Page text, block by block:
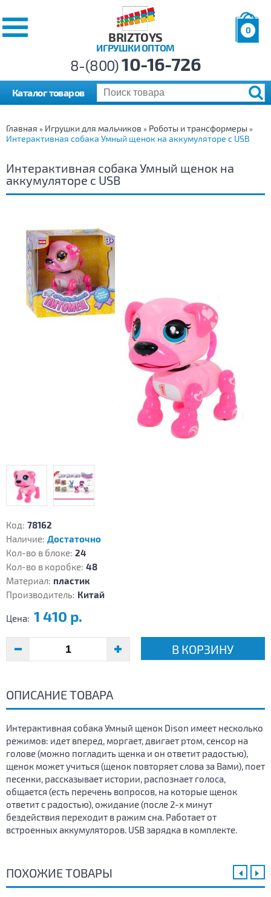
BRIZTOYS
ИГРУШКИ ОПТОМ
0
р.
8-(800)10-16-726
Каталог товаров
Главная » Игрушки для мальчиков » Роботы и трансформеры »
Интерактивная собака Умный щенок на аккумуляторе с USB
Интерактивная собака Умный щенок на
аккумуляторе с USB
Код: 78162
Наличие: Достаточно
Кол-во в блоке: 24
Кол-во в коробке: 48
Материал: пластик
Производитель: Китай
Цена: 1 410 р.
В КОРЗИНУ
ОПИСАНИЕ ТОВАРА
Интерактивная собака Умный щенок Dison имеет несколько
режимов: идет вперед, моргает, двигает ртом, сенсор на
голове (можно погладить щенка и он ответит радостью),
щенок может учиться (щенок повторяет слова за Вами), поет
песенки, рассказывает истории, распознает голоса,
общается (есть перечень вопросов, на которые щенок
ответит с радостью), ожидание (после 2-х минут
бездействия переходит в ражим сна. Работает от
встроенных аккумуляторов. USB зарядка в комплекте.
ПОХОЖИЕ ТОВАРЫ